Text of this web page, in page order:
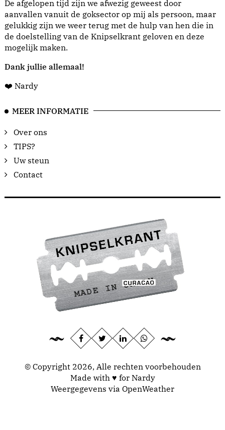
De afgelopen tijd zijn we afwezig geweest door
aanvallen vanuit de goksector op mij als persoon, maar
gelukkig zijn we weer terug met de hulp van hen die in
de doelstelling van de Knipselkrant geloven en deze
mogelijk maken.
Dank jullie allemaal!
❤️ Nardy
MEER INFORMATIE
Over ons
TIPS?
Uw steun
Contact
© Copyright 2026, Alle rechten voorbehouden
Made with ♥ for Nardy
Weergegevens via OpenWeather